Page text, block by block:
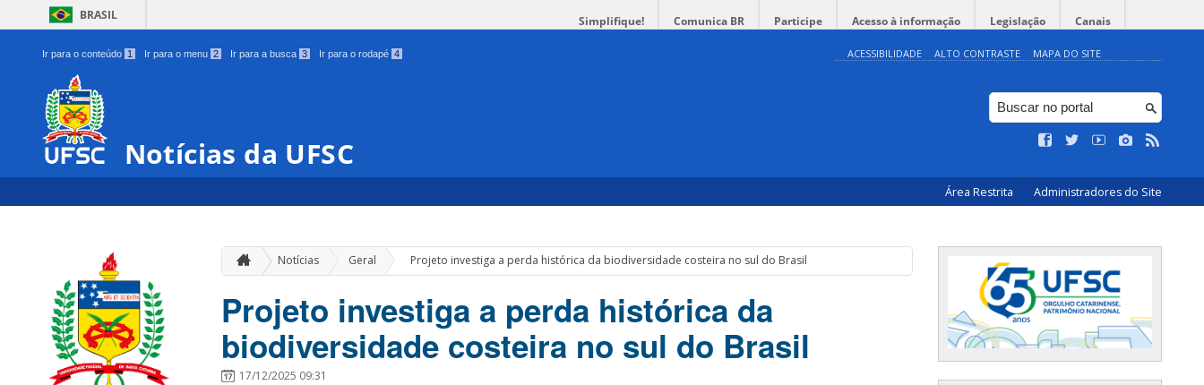
BRASIL Simplifique! Comunica BR Participe Acesso à informação Legislação Canais
Ir para o conteúdo 1 Ir para o menu 2 Ir para a busca 3 Ir para o rodapé 4 ACESSIBILIDADE ALTO CONTRASTE MAPA DO SITE
Notícias da UFSC
Área Restrita Administradores do Site
Notícias Geral » Projeto investiga a perda histórica da biodiversidade costeira no sul do Brasil
Projeto investiga a perda histórica da
biodiversidade costeira no sul do Brasil
17/12/2025 09:31